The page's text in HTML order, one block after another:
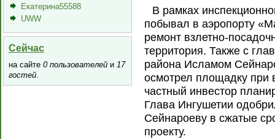
Екатерина55588
UWW
Сейчас
на сайте 0 пользователей и 17
гостей.
В рамках
побывал в аэропорту
ремонт взлетно-
территория. Также с
района Исламом
осмотрел площадку при
частный инвестор
Глава Ингушетии
Сейнароеву в сжатые
проекту.